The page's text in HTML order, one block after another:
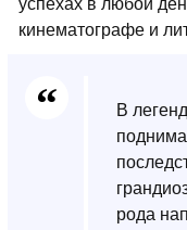
успехах в любой
кинематографе и
В
рода